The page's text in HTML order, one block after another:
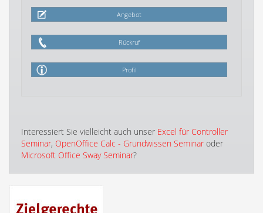
Angebot
Rückruf
Profil
Interessiert Sie vielleicht auch unser Excel für Controller
Seminar, OpenOffice Calc - Grundwissen Seminar oder
Microsoft Office Sway Seminar?